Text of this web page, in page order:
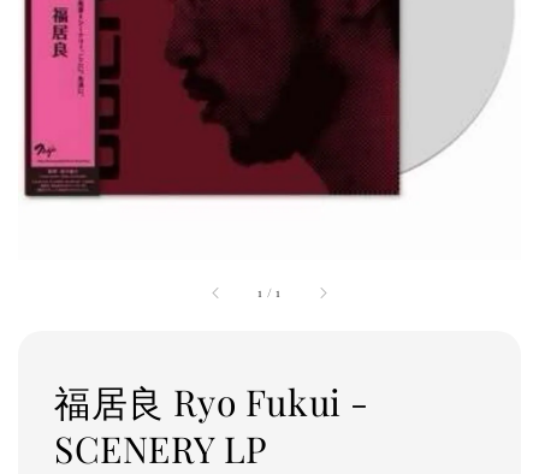
1 /1
福居良 Ryo Fukui -
SCENERY LP